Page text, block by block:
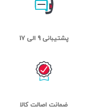
پشتیبانی 9 الی 17
ضمانت اصالت کالا